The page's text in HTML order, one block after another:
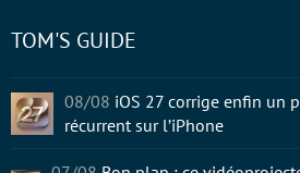
TOM'S GUIDE
08/08 iOS 27 corrige enfin un
récurrent sur l’iPhone